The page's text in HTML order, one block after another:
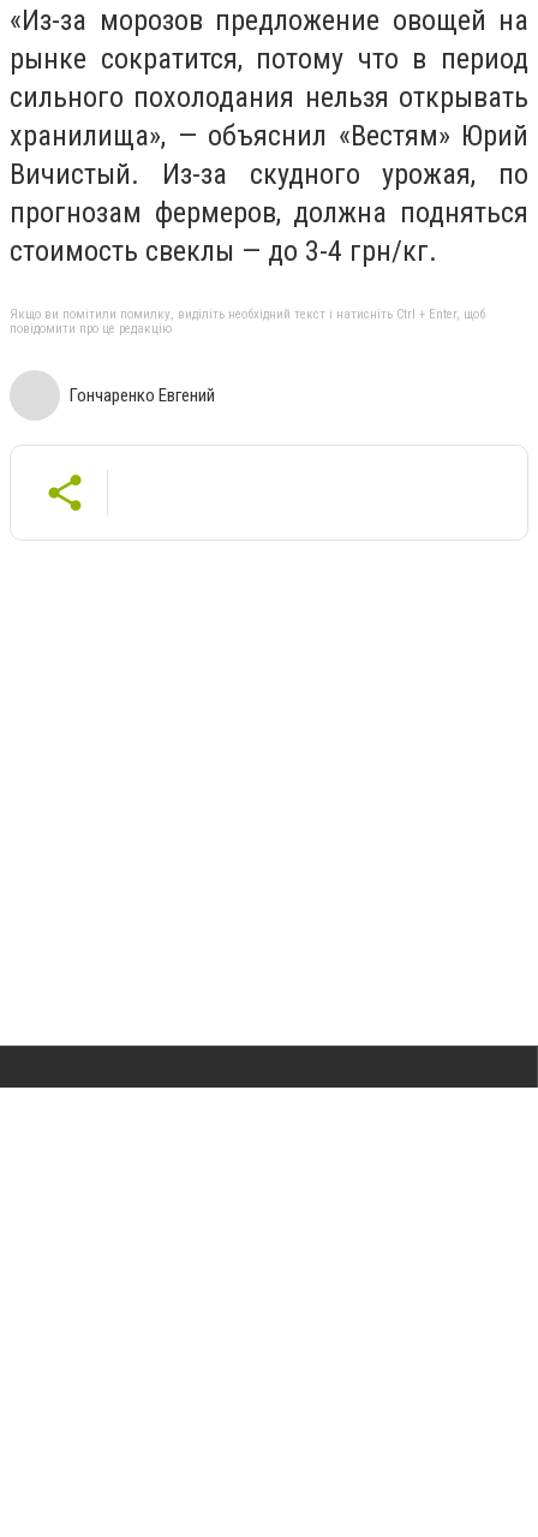
«Из-за морозов предложение овощей на
рынке сократится, потому что в период
сильного похолодания нельзя открывать
хранилища», — объяснил «Вестям» Юрий
Вичистый. Из-за скудного урожая, по
прогнозам фермеров, должна подняться
стоимость свеклы — до 3-4 грн/кг.
Якщо ви помітили помилку, виділіть необхідний текст і натисніть Ctrl + Enter, щоб
повідомити про це редакцію
Гончаренко Евгений